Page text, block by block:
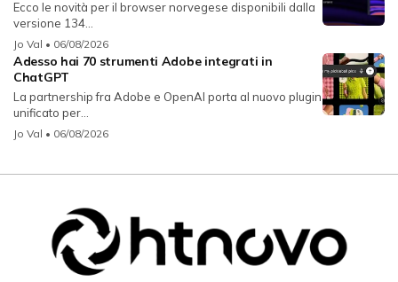
Ecco le novità per il browser norvegese disponibili dalla
versione 134...
Jo Val • 06/08/2026
Adesso hai 70 strumenti Adobe integrati in
ChatGPT
La partnership fra Adobe e OpenAI porta al nuovo plugin
unificato per...
Jo Val • 06/08/2026